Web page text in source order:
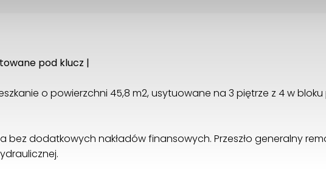
pod klucz |
o powierzchni 45,8 m2, usytuowane na 3 piętrze z 4 w bloku
bez dodatkowych nakładów finansowych. Przeszło generalny